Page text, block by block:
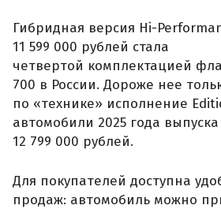
Гибридная версия Hi-
11 599 000 рублей стала
четвертой комплектацией
700 в России. Дороже нее
по «технике» исполнение
автомобили 2025 года
12 799 000 рублей.
Для покупателей доступна
продаж: автомобиль можно